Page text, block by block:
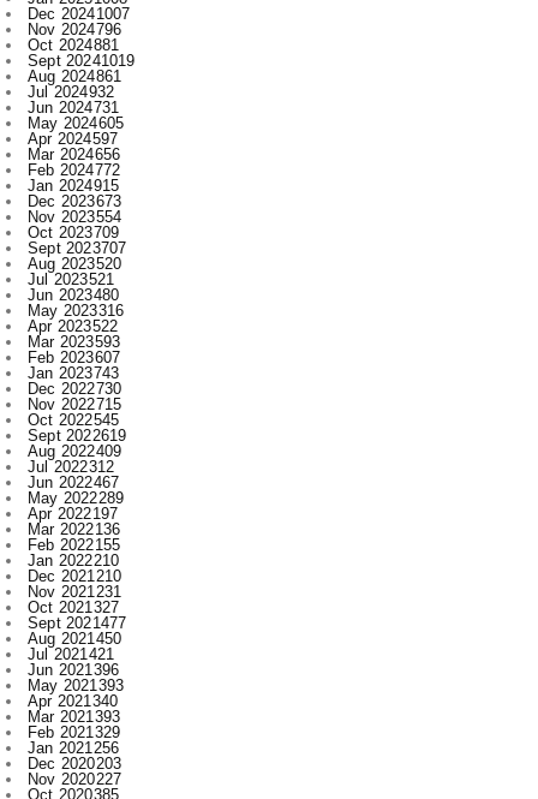
Aug 2024861
Jul 2024932
Jun 2024731
May 2024605
Apr 2024597
Mar 2024656
Feb 2024772
Jan 2024915
Dec 2023673
Nov 2023554
Oct 2023709
Sept 2023707
Aug 2023520
Jul 2023521
Jun 2023480
May 2023316
Apr 2023522
Mar 2023593
Feb 2023607
Jan 2023743
Dec 2022730
Nov 2022715
Oct 2022545
Sept 2022619
Aug 2022409
Jul 2022312
Jun 2022467
May 2022289
Apr 2022197
Mar 2022136
Feb 2022155
Jan 2022210
Dec 2021210
Nov 2021231
Oct 2021327
Sept 2021477
Aug 2021450
Jul 2021421
Jun 2021396
May 2021393
Apr 2021340
Mar 2021393
Feb 2021329
Jan 2021256
Dec 2020203
Nov 2020227
Oct 2020385
Sept 2020533
Aug 2020284
Jul 2020166
Jun 20201